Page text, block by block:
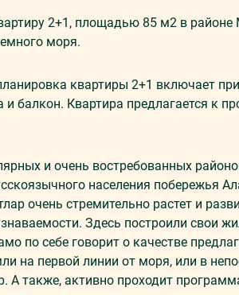
2+1, площадью 85 м2 в
моря.
квартиры 2+1 включает
балкон. Квартира предлагается к
и очень востребованных
населения побережья
очень стремительно растет и
Здесь построили свои
по себе говорит о качестве
на первой линии от моря, или в
А также, активно проходит